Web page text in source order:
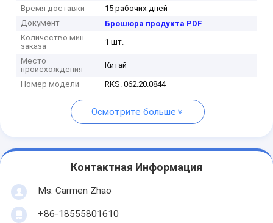
Время доставки
15 рабочих дней
Документ
Брошюра продукта PDF
Количество мин
заказа
1 шт.
Место
происхождения
Китай
Номер модели RKS. 062.20.0844
Осмотрите больше
Контактная Информация
Ms. Carmen Zhao
+86-18555801610